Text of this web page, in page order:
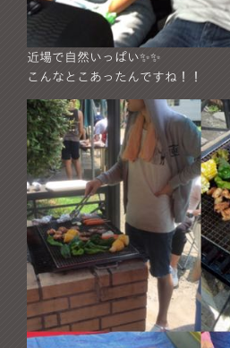
近場で自然いっぱい✨✨
こんなとこあったんですね！！